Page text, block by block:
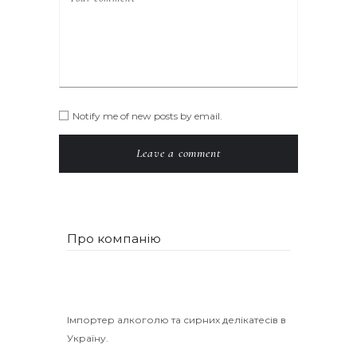
Notify me of new posts by email.
Про компанію
Імпортер алкоголю та сирних делікатесів в
Україну.